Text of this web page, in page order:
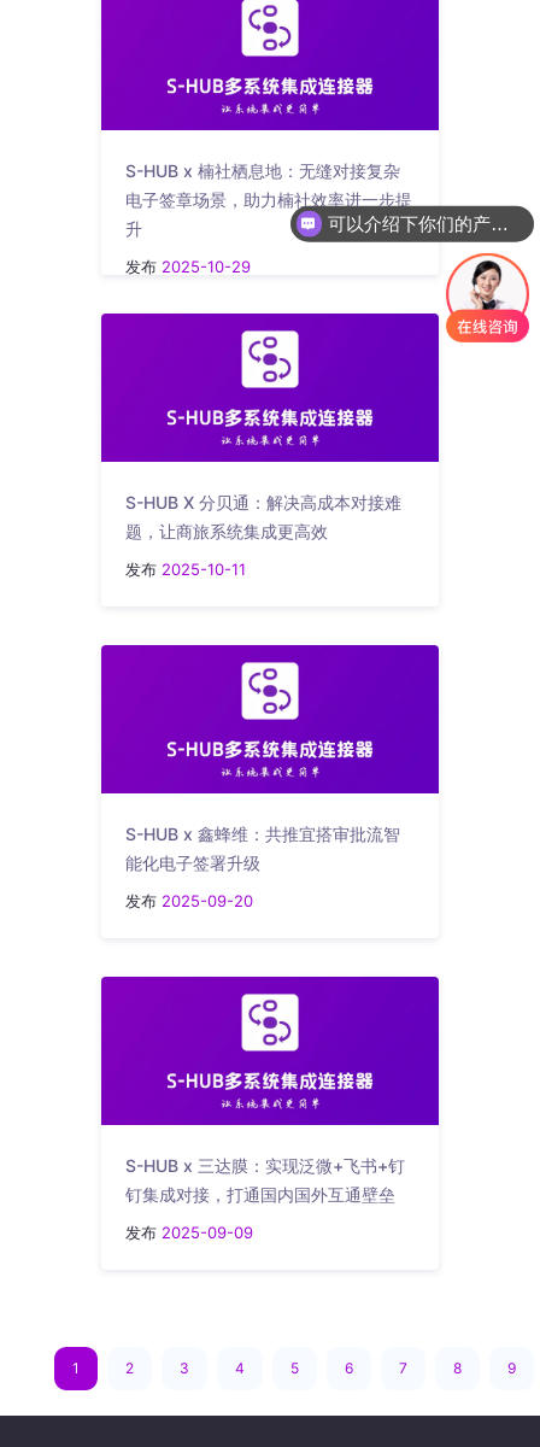
S-HUB x 楠社栖息地：无缝对接复杂
电子签章场景，助力楠社效率进一步提
升
发布 2025-10-29
S-HUB X 分贝通：解决高成本对接难
题，让商旅系统集成更高效
发布 2025-10-11
S-HUB x 鑫蜂维：共推宜搭审批流智
能化电子签署升级
发布 2025-09-20
S-HUB x 三达膜：实现泛微+飞书+钉
钉集成对接，打通国内国外互通壁垒
发布 2025-09-09
1 2 3 4 5 6 7 8 9
可以介绍下你们的产品么